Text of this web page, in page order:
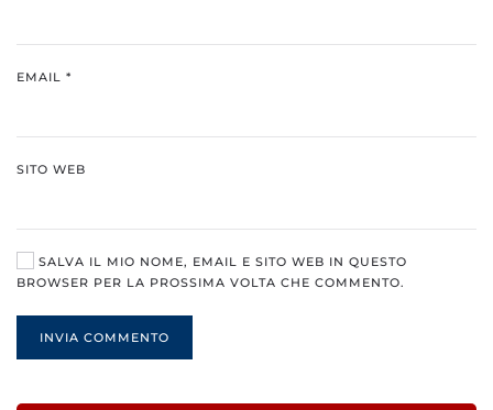
EMAIL *
SITO WEB
SALVA IL MIO NOME, EMAIL E SITO WEB IN QUESTO
BROWSER PER LA PROSSIMA VOLTA CHE COMMENTO.
INVIA COMMENTO